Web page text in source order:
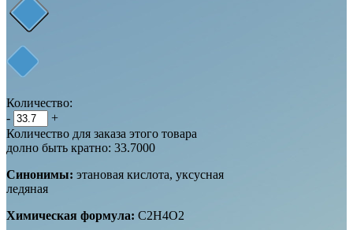
Количество:
-
+
Количество для заказа этого товара
долно быть кратно: 33.7000
Синонимы: этановая кислота, уксусная
ледяная
Химическая формула: C2H4O2